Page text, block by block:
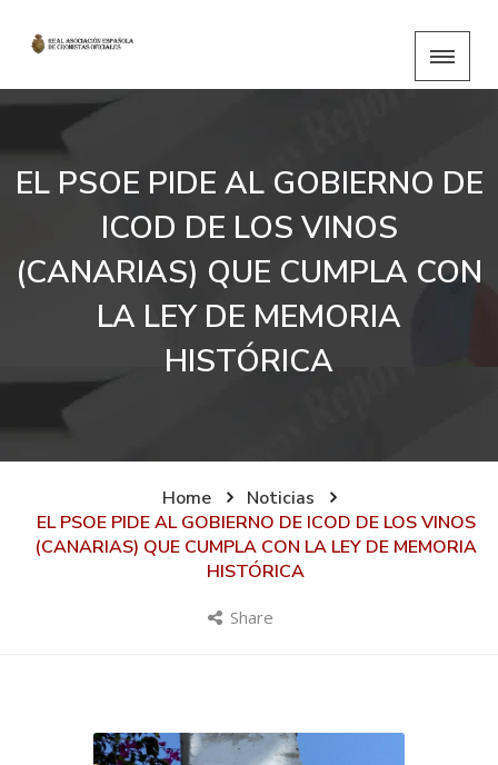
EL PSOE PIDE AL GOBIERNO DE
ICOD DE LOS VINOS
(CANARIAS) QUE CUMPLA CON
LA LEY DE MEMORIA
HISTÓRICA
Home
Noticias
EL PSOE PIDE AL GOBIERNO DE ICOD DE LOS VINOS
(CANARIAS) QUE CUMPLA CON LA LEY DE MEMORIA
HISTÓRICA
Share